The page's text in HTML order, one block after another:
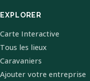
EXPLORER
Carte Interactive
Tous les lieux
Caravaniers
Ajouter votre entreprise